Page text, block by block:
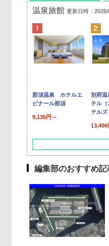
温泉旅館 更新日時：
那須温泉 ホテルエ
ピナール那須
9,135円～
別府
テル（
テルズ
13,400
編集部のおすすめ記